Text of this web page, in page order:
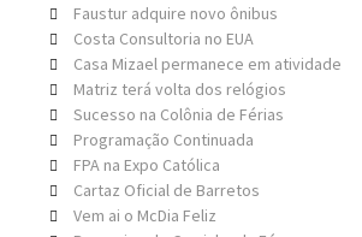
Faustur adquire novo ônibus
Costa Consultoria no EUA
Casa Mizael permanece em atividade
Matriz terá volta dos relógios
Sucesso na Colônia de Férias
Programação Continuada
FPA na Expo Católica
Cartaz Oficial de Barretos
Vem ai o McDia Feliz